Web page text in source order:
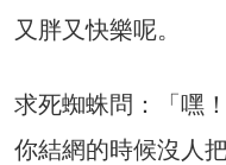
又胖又快樂呢。
求死蜘蛛問：「嘿
你結網的時候沒人